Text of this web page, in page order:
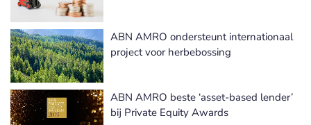
ABN AMRO ondersteunt internationaal
project voor herbebossing
ABN AMRO beste ‘asset-based lender’
bij Private Equity Awards